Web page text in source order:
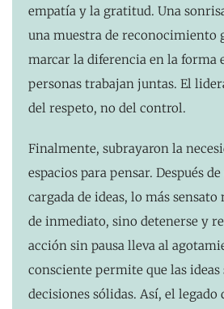
empatía y la gratitud. Una
una muestra de reconocimiento
marcar la diferencia en la forma
personas trabajan juntas. El
del respeto, no del control.
Finalmente, subrayaron la
espacios para pensar. Después
cargada de ideas, lo más sensato
de inmediato, sino detenerse y
acción sin pausa lleva al
consciente permite que las
decisiones sólidas. Así, el legado